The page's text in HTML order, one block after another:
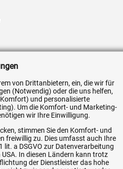
von Drittanbietern, ein, die wir für
(Notwendig) oder die uns helfen,
und personalisierte
Um die Komfort- und Marketing-
wir Ihre Einwilligung.
stimmen Sie den Komfort- und
freiwillig zu. Dies umfasst auch Ihre
lit. a DSGVO zur Datenverarbeitung
USA. In diesen Ländern kann trotz
der Dienstleister das hohe